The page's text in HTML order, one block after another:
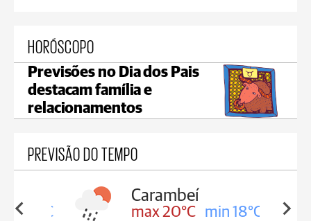
HORÓSCOPO
Previsões no Dia dos Pais
destacam família e
relacionamentos
PREVISÃO DO TEMPO
18°C
Carambeí
max 20°C min 18°C